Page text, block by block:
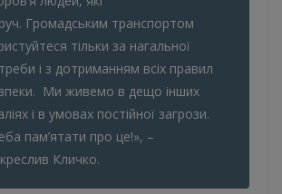
Громадським транспортом
тільки за нагальної
і з дотриманням всіх правил
Ми живемо в дещо інших
і в умовах постійної загрози.
пам’ятати про це!», –
Кличко.